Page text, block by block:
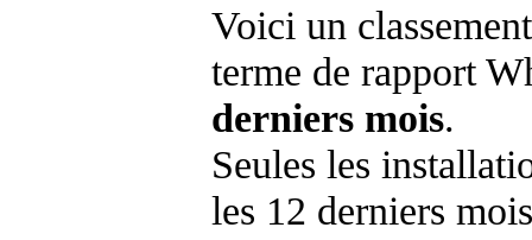
Voici un
terme de rapport
derniers mois.
Seules les
les 12 derniers